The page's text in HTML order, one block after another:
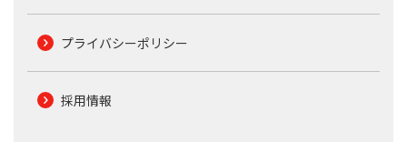
プライバシーポリシー
採用情報